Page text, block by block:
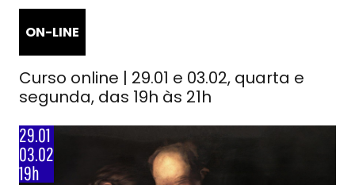
ON-LINE
Curso online | 29.01 e 03.02, quarta e
segunda, das 19h às 21h
29.01
03.02
19h